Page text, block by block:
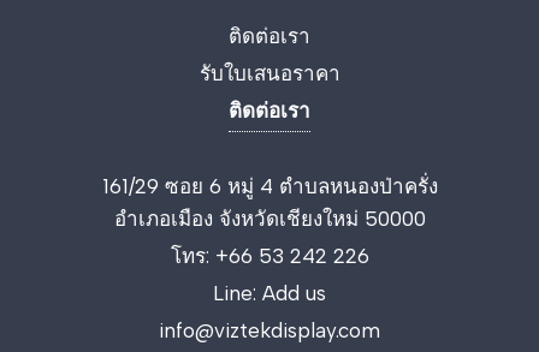
ติดต่อเรา
รับใบเสนอราคา
ติดต่อเรา
161/29 ซอย 6 หมู่ 4 ตำบลหนองป่าครั่ง
อำเภอเมือง จังหวัดเชียงใหม่ 50000
โทร: +66 53 242 226
Line: Add us
info@viztekdisplay.com